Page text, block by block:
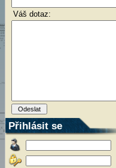
Váš dotaz:
Přihlásit se